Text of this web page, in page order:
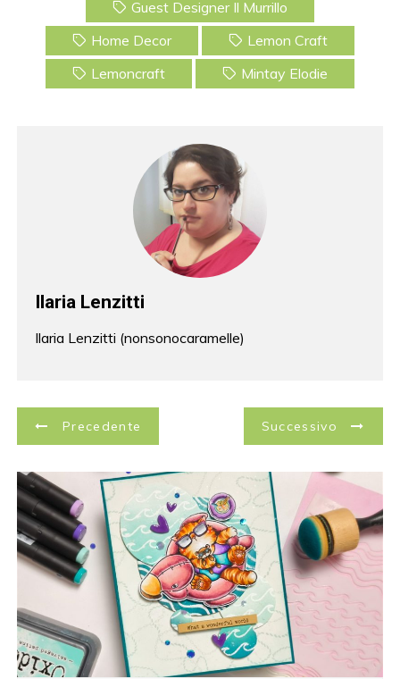
Guest Designer Il Murrillo
Home Decor
Lemon Craft
Lemoncraft
Mintay Elodie
Ilaria Lenzitti
Ilaria Lenzitti (nonsonocaramelle)
N
a
v
i
g
a
z
Precedente Successivo